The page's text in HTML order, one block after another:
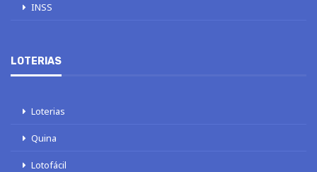
INSS
LOTERIAS
Loterias
Quina
Lotofácil